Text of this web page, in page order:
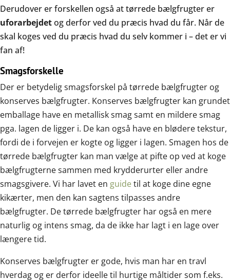
Derudover er forskellen også at tørrede bælgfrugter er
uforarbejdetog derfor ved du præcis hvad du får. Når de
skal koges ved du præcis hvad du selv kommer i – det er vi
fan af!
Smagsforskelle
Der er betydelig smagsforskel på tørrede bælgfrugter og
konserves bælgfrugter. Konserves bælgfrugter kan grundet
emballage have en metallisk smag samt en mildere smag
pga. lagen de ligger i. De kan også have en blødere tekstur,
fordi de i forvejen er kogte og ligger i lagen. Smagen hos de
tørrede bælgfrugter kan man vælge at pifte op ved at koge
bælgfrugterne sammen med krydderurter eller andre
smagsgivere. Vi har lavet en guidetil at koge dine egne
kikærter, men den kan sagtens tilpasses andre
bælgfrugter. De tørrede bælgfrugter har også en mere
naturlig og intens smag, da de ikke har lagt i en lage over
længere tid.
Konserves bælgfrugter er gode, hvis man har en travl
hverdag og er derfor ideelle til hurtige måltider som f.eks.